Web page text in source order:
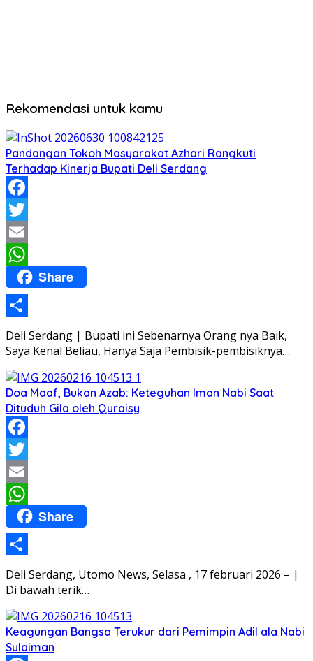
Rekomendasi untuk kamu
Pandangan Tokoh Masyarakat Azhari Rangkuti
Terhadap Kinerja Bupati Deli Serdang
Facebook
Twitter
Email
WhatsApp
Share
Share
Deli Serdang | Bupati ini Sebenarnya Orang nya Baik,
Saya Kenal Beliau, Hanya Saja Pembisik-pembisiknya…
Doa Maaf, Bukan Azab: Keteguhan Iman Nabi Saat
Dituduh Gila oleh Quraisy
Facebook
Twitter
Email
WhatsApp
Share
Share
Deli Serdang, Utomo News, Selasa , 17 februari 2026 – |
Di bawah terik…
Keagungan Bangsa Terukur dari Pemimpin Adil ala Nabi
Sulaiman